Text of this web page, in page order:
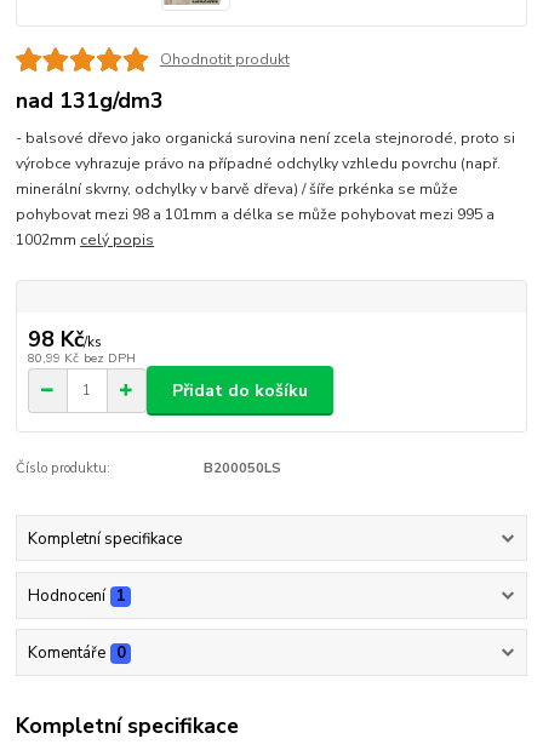
Ohodnotit produkt
nad 131g/dm3
- balsové dřevo jako organická surovina není zcela stejnorodé, proto si
výrobce vyhrazuje právo na případné odchylky vzhledu povrchu (např.
minerální skvrny, odchylky v barvě dřeva) / šíře prkénka se může
pohybovat mezi 98 a 101mm a délka se může pohybovat mezi 995 a
1002mm celý popis
98 Kč/ks
80,99 Kč bez DPH
Přidat do košíku
Číslo produktu: B200050LS
Kompletní specifikace
Hodnocení 1
Komentáře 0
Kompletní specifikace